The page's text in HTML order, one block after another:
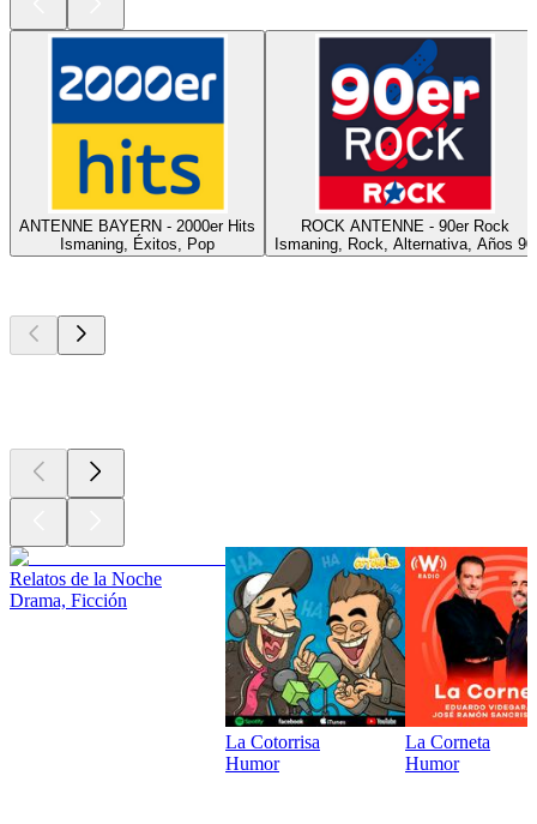
ANTENNE BAYERN - 2000er Hits
Ismaning, Éxitos, Pop
ROCK ANTENNE - 90er Rock
Ismaning, Rock, Alternativa, Años 90
Relatos de la Noche
Drama, Ficción
La Cotorrisa
Humor
La Corneta
Humor